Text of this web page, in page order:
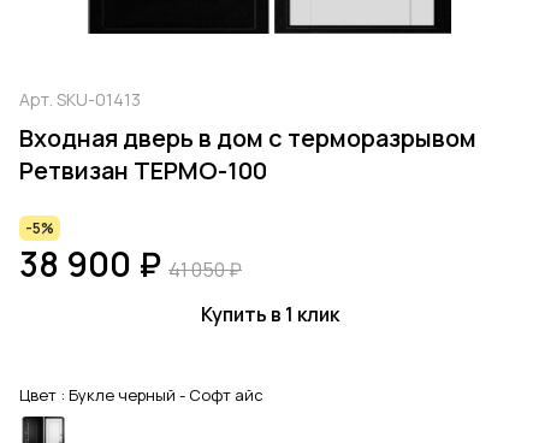
Арт. SKU-01413
Входная дверь в дом с терморазрывом
Ретвизан ТЕРМО-100
-5%
38 900 ₽ 41 050 ₽
Купить в 1 клик
Цвет : Букле черный - Софт айс